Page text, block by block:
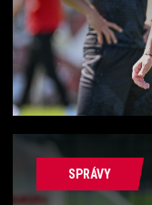
SPRÁVY